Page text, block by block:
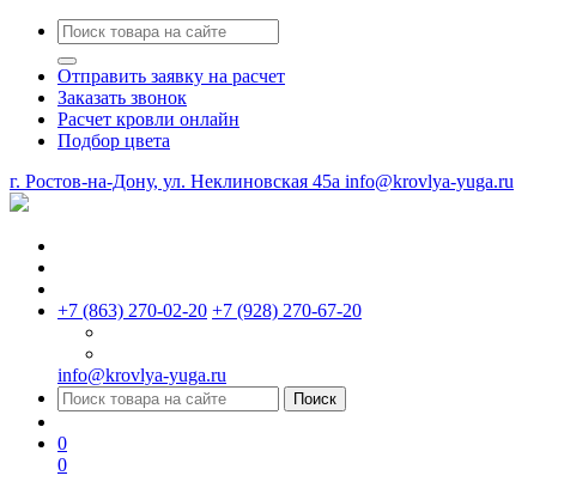
Отправить заявку на расчет
Заказать звонок
Расчет кровли онлайн
Подбор цвета
г. Ростов-на-Дону, ул. Неклиновская 45a info@krovlya-yuga.ru
+7 (863) 270-02-20 +7 (928) 270-67-20
info@krovlya-yuga.ru
Поиск
0
0